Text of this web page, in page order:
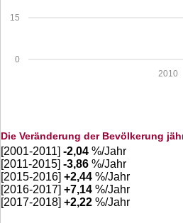
0
15
2010
Die Veränderung der Bevölkerung
[2001-2011] -2,04 %/Jahr
[2011-2015] -3,86 %/Jahr
[2015-2016] +2,44 %/Jahr
[2016-2017] +7,14 %/Jahr
[2017-2018] +2,22 %/Jahr